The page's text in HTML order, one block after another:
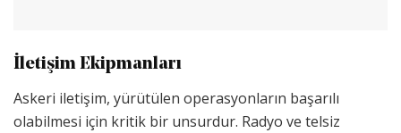
İletişim Ekipmanları
Askeri iletişim, yürütülen operasyonların başarılı
olabilmesi için kritik bir unsurdur. Radyo ve telsiz